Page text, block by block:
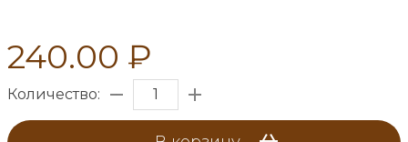
240.00 ₽
Количество: